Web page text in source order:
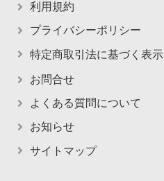
利用規約
プライバシーポリシー
特定商取引法に基づく表示
お問合せ
よくある質問について
お知らせ
サイトマップ